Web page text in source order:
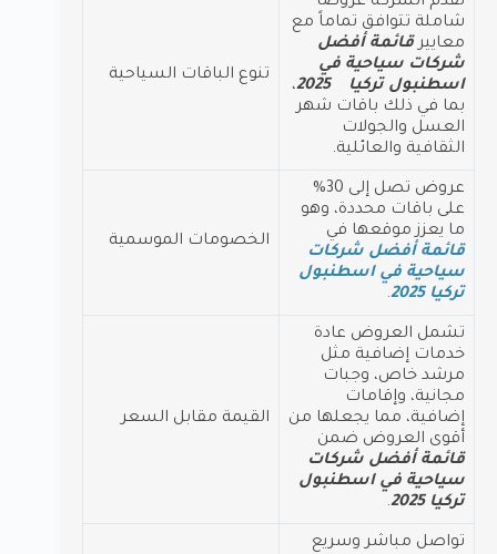
شاملة تتوافق تماماً مع
معاييرقائمة أفضل
شركات سياحية في
اسطنبول تركيا 2025
،
بما في ذلك باقات شهر
العسل والجولات
الثقافية والعائلية.
تنوع الباقات السياحية
عروض تصل إلى 30%
على باقات محددة، وهو
ما يعزز موقعها في
قائمة أفضل شركات
سياحية في اسطنبول
تركيا 2025
.
الخصومات الموسمية
تشمل العروض عادة
خدمات إضافية مثل
مرشد خاص، وجبات
مجانية، وإقامات
إضافية، مما يجعلها من
أقوى العروض ضمن
قائمة أفضل شركات
سياحية في اسطنبول
تركيا 2025
.
القيمة مقابل السعر
تواصل مباشر وسريع